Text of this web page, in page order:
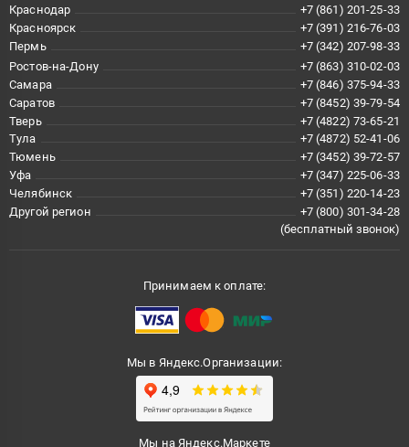
Краснодар
+7 (861) 201-25-33
Красноярск
+7 (391) 216-76-03
Пермь
+7 (342) 207-98-33
Ростов-на-Дону
+7 (863) 310-02-03
Самара
+7 (846) 375-94-33
Саратов
+7 (8452) 39-79-54
Тверь
+7 (4822) 73-65-21
Тула
+7 (4872) 52-41-06
Тюмень
+7 (3452) 39-72-57
Уфа
+7 (347) 225-06-33
Челябинск
+7 (351) 220-14-23
Другой регион
+7 (800) 301-34-28
(бесплатный звонок)
Принимаем к оплате:
Мы в Яндекс.Организации:
Мы на Яндекс.Маркете